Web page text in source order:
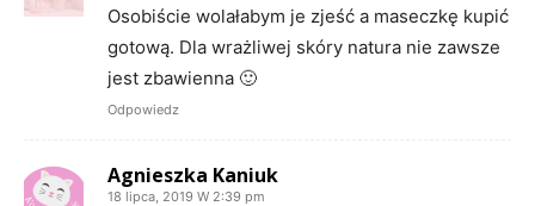
Osobiście wolałabym je zjeść a maseczkę kupić
gotową. Dla wrażliwej skóry natura nie zawsze
jest zbawienna 🙂
Odpowiedz
Agnieszka Kaniuk
18 lipca, 2019 W 2:39 pm